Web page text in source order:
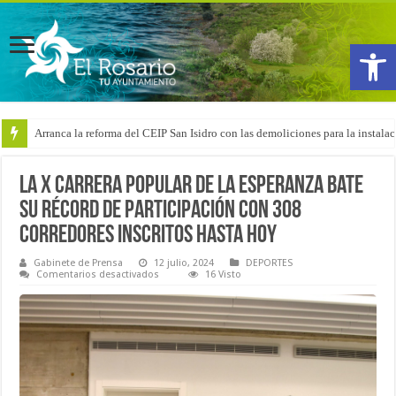
Abrir
Arranca la reforma del CEIP San Isidro con las demoliciones para la
La X Carrera Popular de La Esperanza bate
su récord de participación con 308
corredores inscritos hasta hoy
Gabinete de Prensa 12 julio, 2024
DEPORTES
Comentarios desactivados
X
Carrera
Popular
de
La
Esperanza
récord
16 Visto